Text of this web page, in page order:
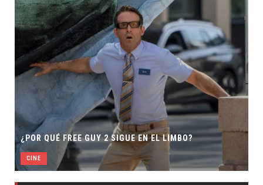
¿POR QUÉ FREE GUY 2 SIGUE EN EL LIMBO?
CINE